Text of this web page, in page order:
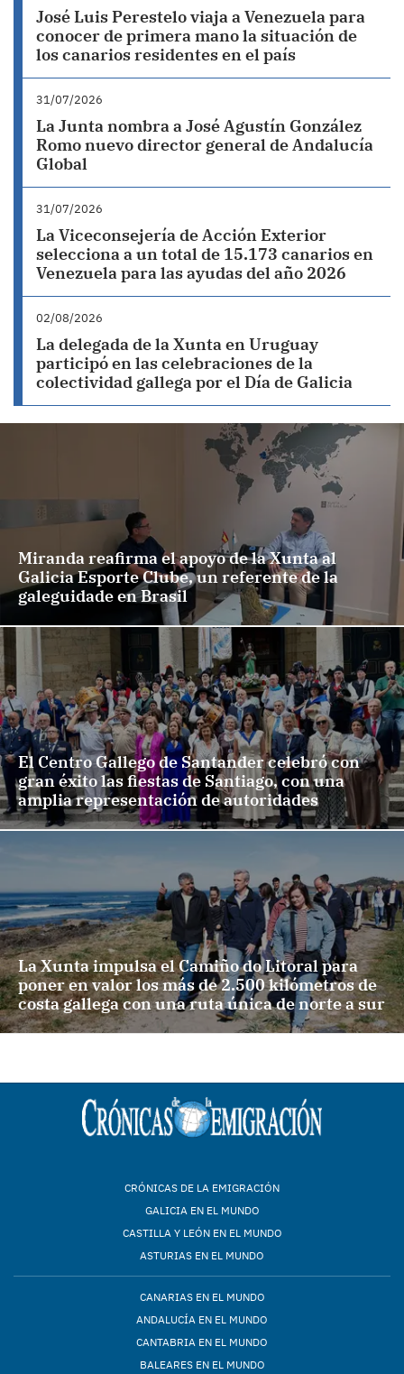
José Luis Perestelo viaja a Venezuela para
conocer de primera mano la situación de
los canarios residentes en el país
31/07/2026
La Junta nombra a José Agustín González
Romo nuevo director general de Andalucía
Global
31/07/2026
La Viceconsejería de Acción Exterior
selecciona a un total de 15.173 canarios en
Venezuela para las ayudas del año 2026
02/08/2026
La delegada de la Xunta en Uruguay
participó en las celebraciones de la
colectividad gallega por el Día de Galicia
Miranda reafirma el apoyo de la Xunta al
Galicia Esporte Clube, un referente de la
galeguidade en Brasil
El Centro Gallego de Santander celebró con
gran éxito las fiestas de Santiago, con una
amplia representación de autoridades
La Xunta impulsa el Camiño do Litoral para
poner en valor los más de 2.500 kilómetros de
costa gallega con una ruta única de norte a sur
CRÓNICAS DE LA EMIGRACIÓN
GALICIA EN EL MUNDO
CASTILLA Y LEÓN EN EL MUNDO
ASTURIAS EN EL MUNDO
CANARIAS EN EL MUNDO
ANDALUCÍA EN EL MUNDO
CANTABRIA EN EL MUNDO
BALEARES EN EL MUNDO